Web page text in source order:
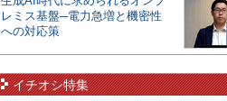
レミス基盤─電力急増と機密性
への対応策
イチオシ特集